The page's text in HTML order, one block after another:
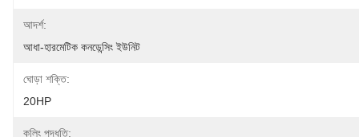
আদর্শ:
আধা-হারমেটিক কনডেন্সিং ইউনিট
ঘোড়া শক্তি:
20HP
কুলিং পদ্ধতি: